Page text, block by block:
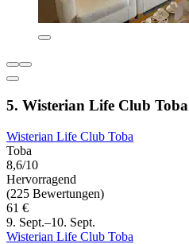
5. Wisterian Life Club Toba
Wisterian Life Club Toba
Toba
8,6/10
Hervorragend
(225 Bewertungen)
61 €
9. Sept.–10. Sept.
Wisterian Life Club Toba